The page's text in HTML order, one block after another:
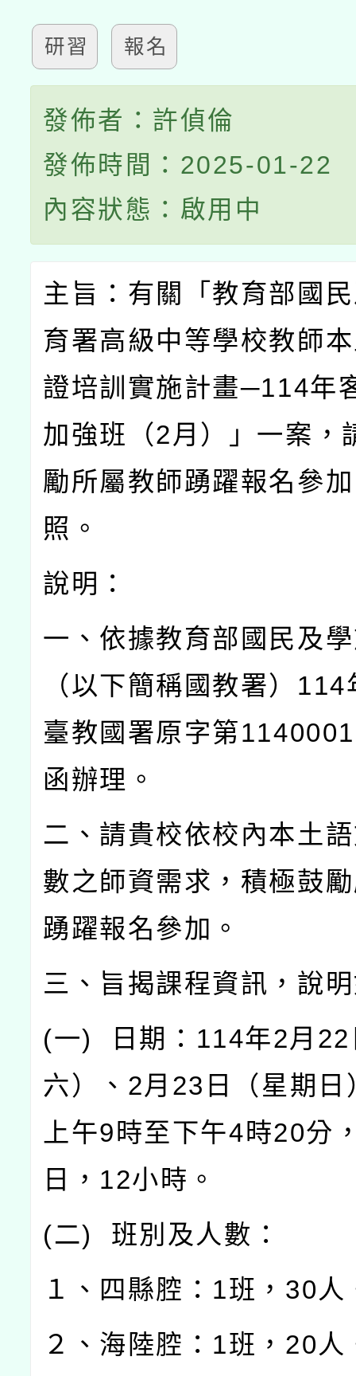
研習 報名
發佈者：許偵倫
發佈時間：2025-01-22
內容狀態：啟用中
主旨：有關「教育部國
育署高級中等學校教師
證培訓實施計畫─114年
加強班（2月）」一案，
勵所屬教師踴躍報名參
照。
說明：
一、依據教育部國民及
（以下簡稱國教署） 114
臺教國署原字第
函辦理。
二、請貴校依校內本土
數之師資需求，積極鼓
踴躍報名參加。
三、旨揭課程資訊，說
(一) 日期： 114年2月 22
六）、 2月 23 日（星期
上午9 時至下午4時20分
日， 12小時。
(二) 班別及人數：
１、四縣腔： 1班， 30人
２、海陸腔： 1班， 20人